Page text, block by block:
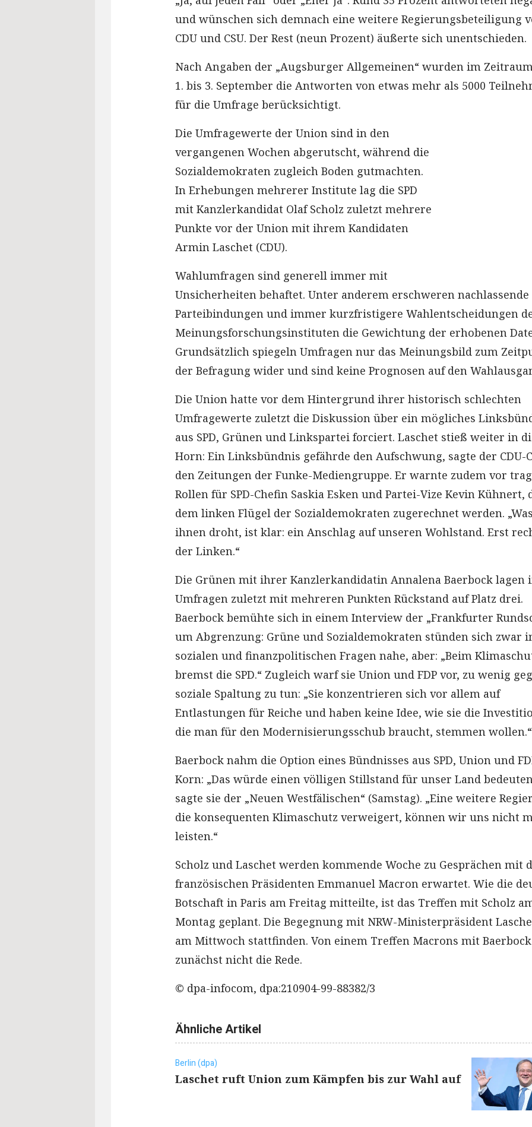
und wünschen sich demnach eine weitere Regierungsbeteiligung
CDU und CSU. Der Rest (neun Prozent) äußerte sich unentschieden.
Nach Angaben der „Augsburger Allgemeinen“ wurden im
1. bis 3. September die Antworten von etwas mehr als 5000
für die Umfrage berücksichtigt.
Die Umfragewerte der Union sind in den
vergangenen Wochen abgerutscht, während die
Sozialdemokraten zugleich Boden gutmachten.
In Erhebungen mehrerer Institute lag die SPD
mit Kanzlerkandidat Olaf Scholz zuletzt mehrere
Punkte vor der Union mit ihrem Kandidaten
Armin Laschet (CDU).
Wahlumfragen sind generell immer mit
Unsicherheiten behaftet. Unter anderem erschweren nachlassende
Parteibindungen und immer kurzfristigere Wahlentscheidungen
Meinungsforschungsinstituten die Gewichtung der erhobenen
Grundsätzlich spiegeln Umfragen nur das Meinungsbild zum
der Befragung wider und sind keine Prognosen auf den
Die Union hatte vor dem Hintergrund ihrer historisch schlechten
Umfragewerte zuletzt die Diskussion über ein mögliches
aus SPD, Grünen und Linkspartei forciert. Laschet stieß weiter in
Horn: Ein Linksbündnis gefährde den Aufschwung, sagte der CDU-
den Zeitungen der Funke-Mediengruppe. Er warnte zudem vor
Rollen für SPD-Chefin Saskia Esken und Partei-Vize Kevin Kühnert,
dem linken Flügel der Sozialdemokraten zugerechnet werden.
ihnen droht, ist klar: ein Anschlag auf unseren Wohlstand. Erst
der Linken.“
Die Grünen mit ihrer Kanzlerkandidatin Annalena Baerbock lagen
Umfragen zuletzt mit mehreren Punkten Rückstand auf Platz drei.
Baerbock bemühte sich in einem Interview der „Frankfurter
um Abgrenzung: Grüne und Sozialdemokraten stünden sich zwar
sozialen und finanzpolitischen Fragen nahe, aber: „Beim
bremst die SPD.“ Zugleich warf sie Union und FDP vor, zu wenig
soziale Spaltung zu tun: „Sie konzentrieren sich vor allem auf
Entlastungen für Reiche und haben keine Idee, wie sie die
die man für den Modernisierungsschub braucht, stemmen wollen.“
Baerbock nahm die Option eines Bündnisses aus SPD, Union und
Korn: „Das würde einen völligen Stillstand für unser Land
sagte sie der „Neuen Westfälischen“ (Samstag). „Eine weitere
die konsequenten Klimaschutz verweigert, können wir uns nicht
leisten.“
Scholz und Laschet werden kommende Woche zu Gesprächen mit
französischen Präsidenten Emmanuel Macron erwartet. Wie die
Botschaft in Paris am Freitag mitteilte, ist das Treffen mit Scholz
Montag geplant. Die Begegnung mit NRW-Ministerpräsident
am Mittwoch stattfinden. Von einem Treffen Macrons mit
zunächst nicht die Rede.
© dpa-infocom, dpa:210904-99-88382/3
Ähnliche Artikel
Berlin (dpa)
Laschet ruft Union zum Kämpfen bis zur Wahl auf